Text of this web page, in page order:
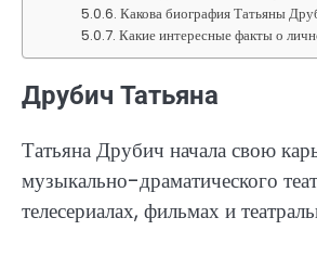
Какова биография Татьяны
Какие интересные факты о
Друбич Татьяна
Татьяна Друбич начала свою
музыкально-драматического
телесериалах, фильмах и